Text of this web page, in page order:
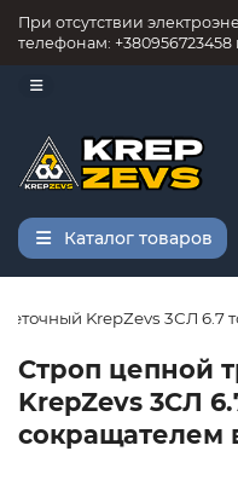
При отсутствии
телефонам: +380956723458
Каталог товаров
KrepZevs 3СЛ 6.7
Строп цепной
KrepZevs 3СЛ
сокращателем